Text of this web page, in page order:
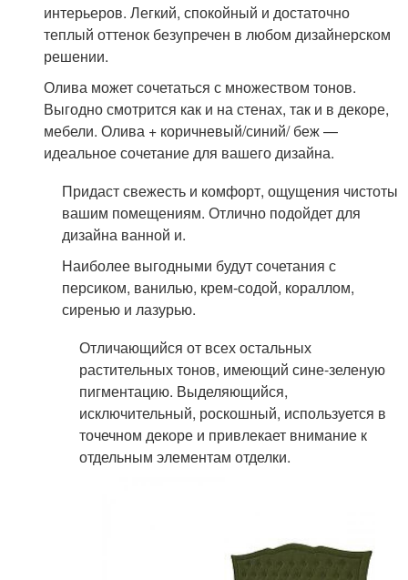
интерьеров. Легкий, спокойный и достаточно
теплый оттенок безупречен в любом дизайнерском
решении.
Олива может сочетаться с множеством тонов.
Выгодно смотрится как и на стенах, так и в декоре,
мебели. Олива + коричневый/синий/ беж —
идеальное сочетание для вашего дизайна.
Придаст свежесть и комфорт, ощущения чистоты
вашим помещениям. Отлично подойдет для
дизайна ванной и.
Наиболее выгодными будут сочетания с
персиком, ванилью, крем-содой, кораллом,
сиренью и лазурью.
Отличающийся от всех остальных
растительных тонов, имеющий сине-зеленую
пигментацию. Выделяющийся,
исключительный, роскошный, используется в
точечном декоре и привлекает внимание к
отдельным элементам отделки.